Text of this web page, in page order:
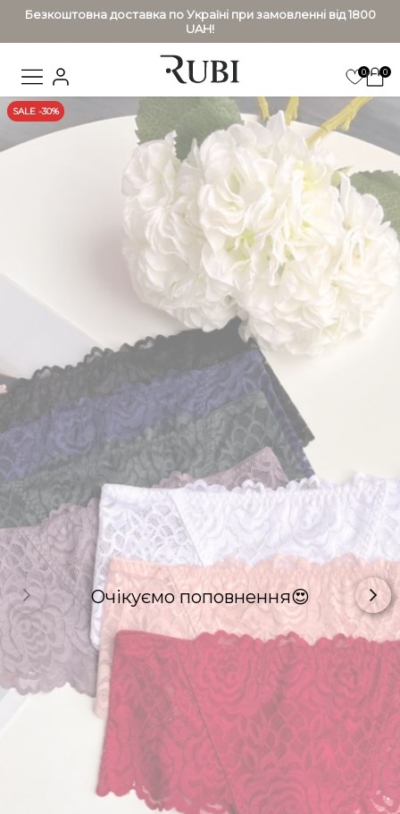
Безкоштовна доставка по Україні при замовленні від 1800
UAH!
0 0
SALE -30%
Очікуємо поповнення😍